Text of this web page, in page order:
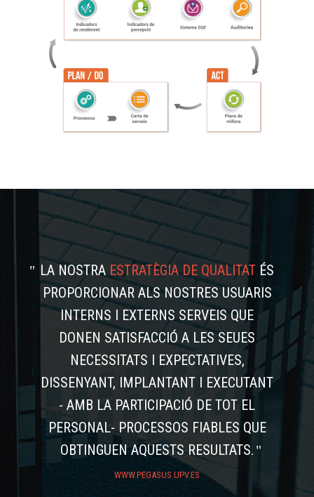
LA NOSTRAESTRATÈGIA DE QUALITAT ÉS
PROPORCIONAR ALS NOSTRES USUARIS
INTERNS I EXTERNS SERVEIS QUE
DONEN SATISFACCIÓ A LES SEUES
NECESSITATS I EXPECTATIVES,
DISSENYANT, IMPLANTANT I EXECUTANT
- AMB LA PARTICIPACIÓ DE TOT EL
PERSONAL- PROCESSOS FIABLES QUE
OBTINGUEN AQUESTS RESULTATS.
WWW.PEGASUS.UPV.ES